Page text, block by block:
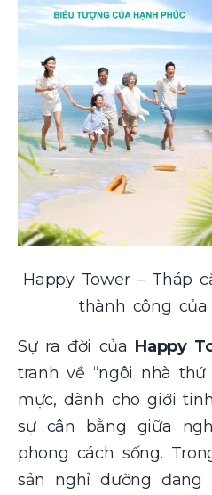
Happy Tower – Tháp
thành công của
Sự ra đời của Happy
tranh về “ngôi nhà thứ
mực, dành cho giới
sự cân bằng giữa
phong cách sống.
sản nghỉ dưỡng